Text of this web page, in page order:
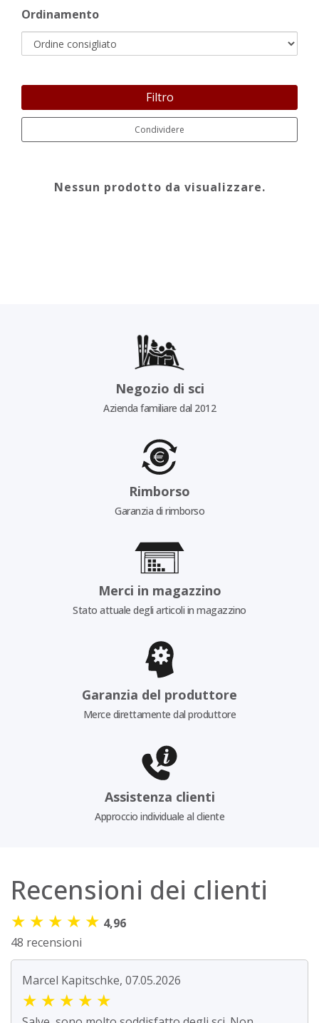
Ordinamento
Filtro
Condividere
Nessun prodotto da visualizzare.
Negozio di sci
Azienda familiare dal 2012
Rimborso
Garanzia di rimborso
Merci in magazzino
Stato attuale degli articoli in magazzino
Garanzia del produttore
Merce direttamente dal produttore
Assistenza clienti
Approccio individuale al cliente
Recensioni dei clienti
★ ★ ★ ★ ★ 4,96
48 recensioni
Marcel Kapitschke, 07.05.2026
★ ★ ★ ★ ★